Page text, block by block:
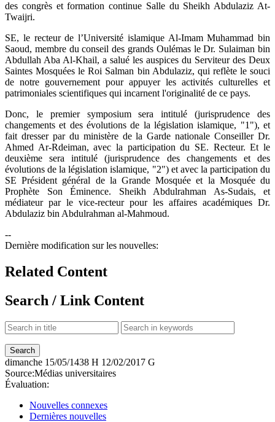
des congrès et formation continue Salle du Sheikh Abdulaziz At-
Twaijri.
SE, le recteur de l’Université islamique Al-Imam Muhammad bin
Saoud, membre du conseil des grands Oulémas le Dr. Sulaiman bin
Abdullah Aba Al-Khail, a salué les auspices du Serviteur des Deux
Saintes Mosquées le Roi Salman bin Abdulaziz, qui reflète le souci
de notre gouvernement pour appuyer les activités culturelles et
patrimoniales scientifiques qui incarnent l'originalité de ce pays.
Donc, le premier symposium sera intitulé (jurisprudence des
changements et des évolutions de la législation islamique, "1"), et
fait dresser par du ministère de la Garde nationale Conseiller Dr.
Ahmed Ar-Rdeiman, avec la participation du SE. Recteur. Et le
deuxième sera intitulé (jurisprudence des changements et des
évolutions de la législation islamique, "2") et avec la participation du
SE Président général de la Grande Mosquée et la Mosquée du
Prophète Son Éminence. Sheikh Abdulrahman As-Sudais, et
médiateur par le vice-recteur pour les affaires académiques Dr.
Abdulaziz bin Abdulrahman al-Mahmoud.
--
Dernière modification sur les nouvelles:
Related Content
Search / Link Content
dimanche 15/05/1438 H 12/02/2017 G
Source:Médias universitaires
Évaluation:
Nouvelles connexes
Dernières nouvelles